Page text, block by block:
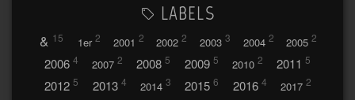
LABELS
& 15 1er 2 2001 2 2002 2 2003 3 2004 2 2005 2
2006 4 2007 2 2008 5 2009 5 2010 2 2011 5
2012 5 2013 4 2014 3 2015 6 2016 4 2017 2